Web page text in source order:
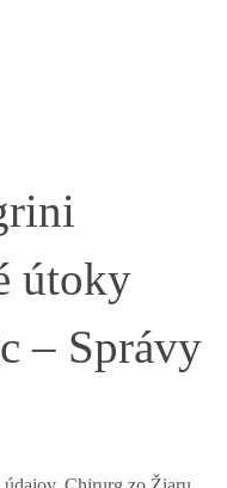
útoky
– Správy